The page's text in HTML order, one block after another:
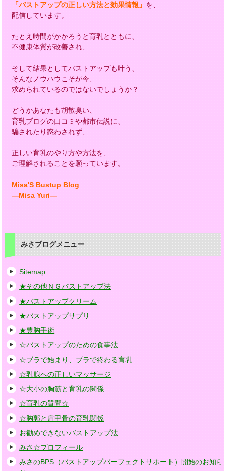
「バストアップの正しい方法と効果情報」 を、
配信しています。
たとえ時間がかかろうと育乳とともに、
不健康体質が改善され、
そして結果としてバストアップも叶う、
そんなノウハウこそが今、
求められているのではないでしょうか？
どうかあなたも胡散臭い、
育乳ブログの口コミや都市伝説に、
騙されたり惑わされず、
正しい育乳のやり方や方法を、
ご理解されることを願っています。
Misa'S Bustup Blog
―Misa Yuri―
みさブログメニュー
Sitemap
★その他ＮＧバストアップ法
★バストアップクリーム
★バストアップサプリ
★豊胸手術
☆バストアップのための食事法
☆ブラで始まり、ブラで終わる育乳
☆乳腺への正しいマッサージ
☆大小の胸筋と育乳の関係
☆育乳の質問☆
☆胸郭と肩甲骨の育乳関係
お勧めできないバストアップ法
みさ☆プロフィール
みさのBPS（バストアップパーフェクトサポート）開始のお知ら